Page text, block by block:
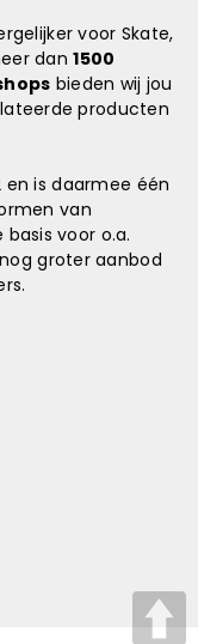
voor Skate,
dan1500
bieden wij jou
producten
en is daarmee één
van
voor o.a.
groter aanbod